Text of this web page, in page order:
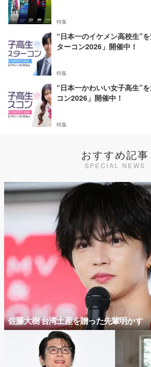
特集
“日本一のイケメン高校生”
ターコン2026」開催中！
特集
“日本一かわいい女子高生”
コン2026」開催中！
特集
おすすめ記事
SPECIAL NEWS
佐藤大樹 台湾土産を贈った先輩明かす